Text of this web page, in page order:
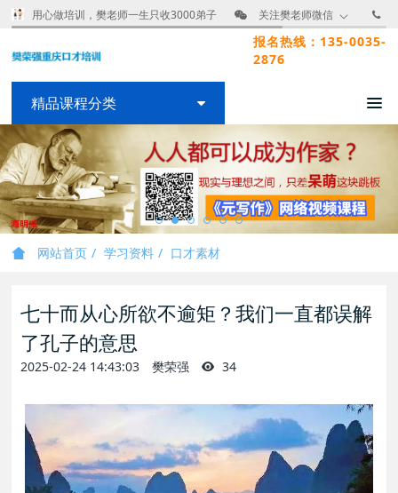
用心做培训，樊老师一生只收3000弟子 关注樊老师微信
报名热线：135-0035-
2876
精品课程分类
网站首页 学习资料 口才素材
七十而从心所欲不逾矩？我们一直都误解
了孔子的意思
2025-02-24 14:43:03 樊荣强 34